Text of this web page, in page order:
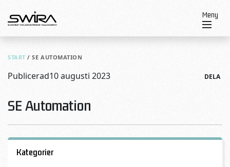
Meny
START / SE AUTOMATION
Publicerad10 augusti 2023 DELA
SE Automation
Kategorier